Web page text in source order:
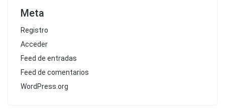
Meta
Registro
Acceder
Feed de entradas
Feed de comentarios
WordPress.org